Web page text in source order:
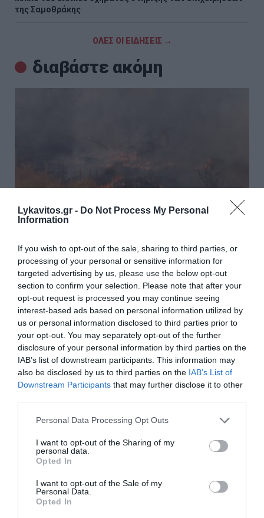
Lykavitos.gr - Do Not Process My Personal
Information
If you wish to opt-out of the sale, sharing to third parties, or
processing of your personal or sensitive information for
targeted advertising by us, please use the below opt-out
section to confirm your selection. Please note that after your
opt-out request is processed you may continue seeing
interest-based ads based on personal information utilized by
us or personal information disclosed to third parties prior to
your opt-out. You may separately opt-out of the further
disclosure of your personal information by third parties on the
IAB’s list of downstream participants. This information may
also be disclosed by us to third parties on the IAB’s List of
Downstream Participants that may further disclose it to other
Please note that this website/app uses one or more Google
not limited to your visit or usage behaviour. You may click to
grant or deny consent to Google and its third-party tags to
use your data for below specified purposes in below Google
consent section.
Personal Data Processing Opt Outs
I want to opt-out of the Sharing of my
personal data.
Opted In
I want to opt-out of the Sale of my
Personal Data.
Opted In
της Σαμοθράκης
ΟΛΕΣ ΟΙ ΕΙΔΗΣΕΙΣ →
διαβάστε ακόμη
Πυρκαγιά στην Aγία Μαρίνα Ηλείας
Φωτιά εκδηλώθηκε το μεσημέρι σε γεωργική έκταση
στην Αγία Μαρίνα Ηλείας, ενώ μέχρι τώρα δεν
απειλούνται κατοικίες. Για την κατάσβεση της πυρκαγιάς
επιχειρούν 42 πυροσβέστες με δ...
06 Αυγούστου 2026